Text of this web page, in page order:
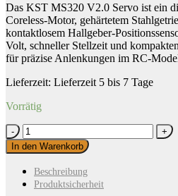
Das KST MS320 V2.0 Servo ist ein
Coreless-Motor, gehärtetem
kontaktlosem Hallgeber-
Volt, schneller Stellzeit und
für präzise Anlenkungen im RC-
Lieferzeit: Lieferzeit 5 bis 7 Tage
Vorrätig
KST
MS320
V2.0
Servo
Menge
In den Warenkorb
Beschreibung
Produktsicherheit